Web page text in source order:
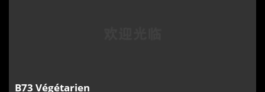
B73 Végétarien